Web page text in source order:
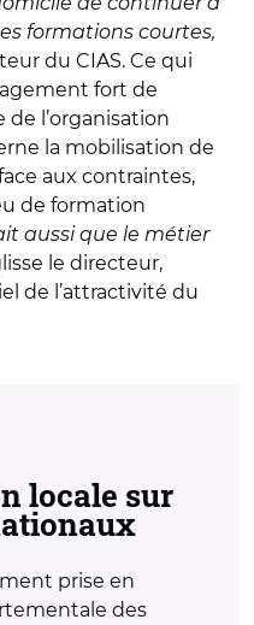
formations courtes,
du CIAS. Ce qui
fort de
de l’organisation
la mobilisation de
aux contraintes,
de formation
aussi que le métier
le directeur,
de l’attractivité du
locale sur
prise en
des